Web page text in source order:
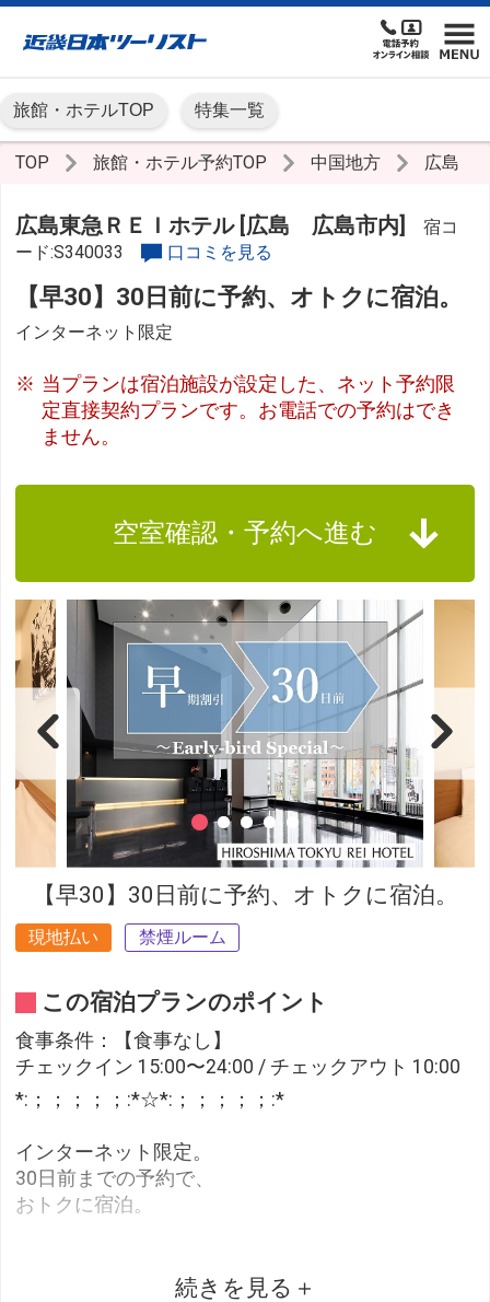
旅館・ホテルTOP 特集一覧
TOP 旅館・ホテル予約TOP 中国地方 広島
広島東急ＲＥＩホテル [広島 広島市内]
宿コ
ード:S340033
口コミを見る
【早30】30日前に予約、オトクに宿泊。
インターネット限定
当プランは宿泊施設が設定した、ネット予約限
定直接契約プランです。お電話での予約はでき
ません。
空室確認・予約へ進む
【早30】30日前に予約、オトクに宿泊。
現地払い 禁煙ルーム
この宿泊プランのポイント
食事条件：【食事なし】
チェックイン 15:00〜24:00 / チェックアウト 10:00
*:；；；；；:*☆*:；；；；；:*
インターネット限定。
30日前までの予約で、
おトクに宿泊。
続きを見る